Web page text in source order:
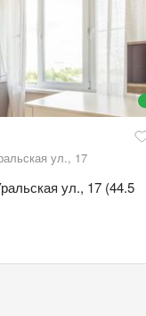
ул., 17
ул., 17 (44.5